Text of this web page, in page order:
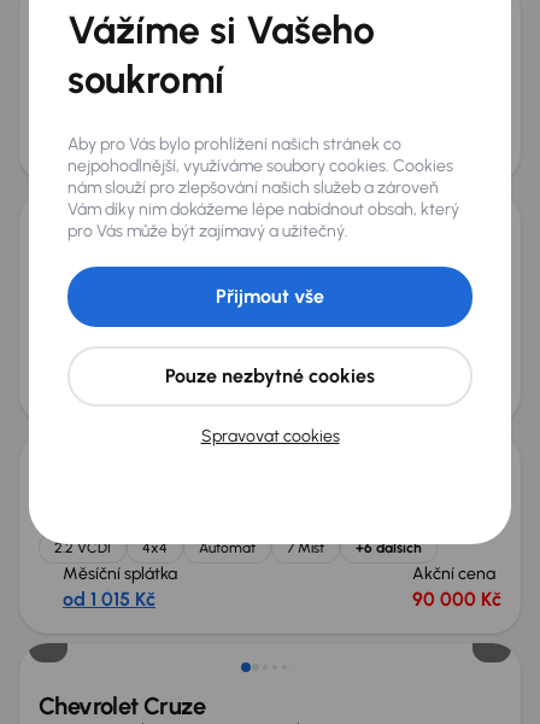
Chevrolet Captiva
2009104 087 km Diesel2.0 D
Koupeno nové v ČR 2.0 D
od 930 Kč
2012187 733 km
Servisní knížka Koupeno nové v ČR
Měsíční splátka
od 1 100 Kč
Akční cena
100 000 Kč
2.2 VCDI 4x4 Automat 7 Míst +6 dalších
Měsíční splátka
od 1 015 Kč
Akční cena
90 000 Kč
Chevrolet Cruze
Vážíme si Vašeho
soukromí
Aby pro Vás bylo prohlížení našich stránek co
nejpohodlnější, využíváme soubory cookies. Cookies
nám slouží pro zlepšování našich služeb a zároveň
Vám díky nim dokážeme lépe nabídnout obsah, který
pro Vás může být zajímavý a užitečný.
Spravovat cookies
Pouze nezbytné cookies
Přijmout vše